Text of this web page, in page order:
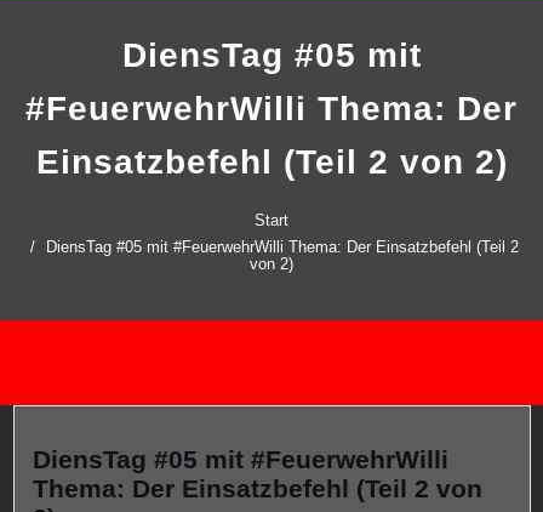
DiensTag #05 mit
#FeuerwehrWilli Thema: Der
Einsatzbefehl (Teil 2 von 2)
Start
DiensTag #05 mit #FeuerwehrWilli Thema: Der Einsatzbefehl (Teil 2
von 2)
DiensTag #05 mit #FeuerwehrWilli
Thema: Der Einsatzbefehl (Teil 2 von